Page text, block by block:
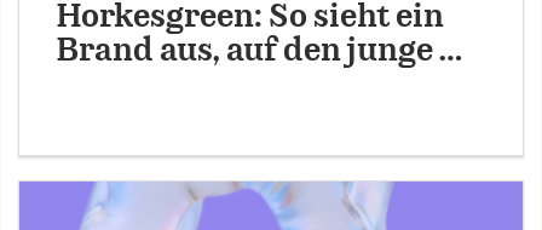
Horkesgreen: So sieht ein
Brand aus, auf den junge …